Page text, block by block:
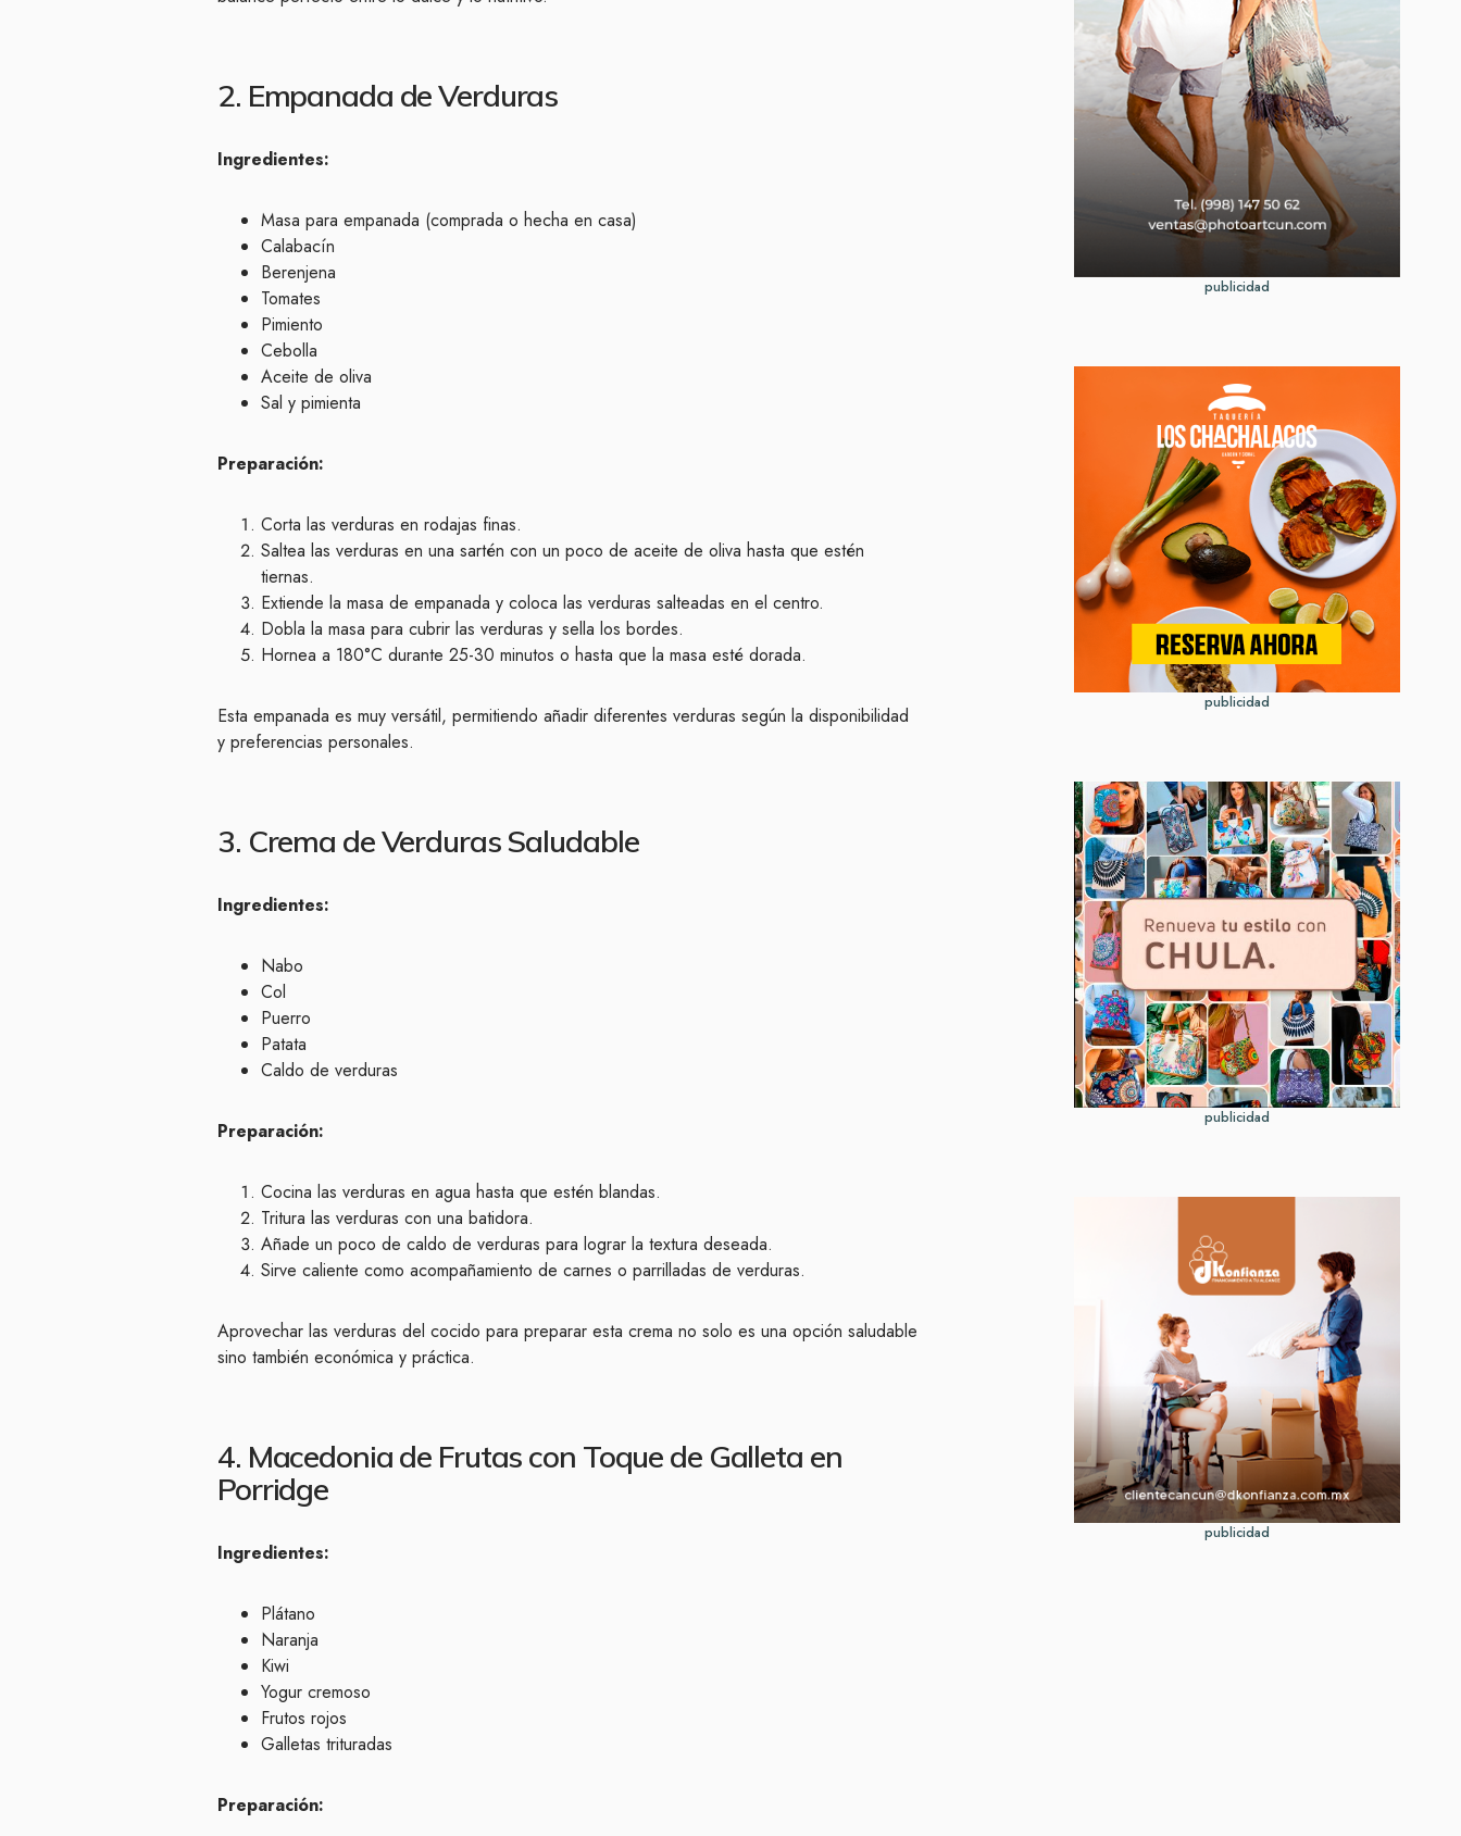
2. Empanada de Verduras
Ingredientes:
Masa para empanada (comprada o hecha en casa)
Calabacín
Berenjena
Tomates
Pimiento
Cebolla
Aceite de oliva
Sal y pimienta
Preparación:
Corta las verduras en rodajas finas.
Saltea las verduras en una sartén con un poco de aceite de oliva hasta que estén
tiernas.
Extiende la masa de empanada y coloca las verduras salteadas en el centro.
Dobla la masa para cubrir las verduras y sella los bordes.
Hornea a 180°C durante 25-30 minutos o hasta que la masa esté dorada.
Esta empanada es muy versátil, permitiendo añadir diferentes verduras según la disponibilidad
y preferencias personales.
3. Crema de Verduras Saludable
Ingredientes:
Nabo
Col
Puerro
Patata
Caldo de verduras
Preparación:
Cocina las verduras en agua hasta que estén blandas.
Tritura las verduras con una batidora.
Añade un poco de caldo de verduras para lograr la textura deseada.
Sirve caliente como acompañamiento de carnes o parrilladas de verduras.
Aprovechar las verduras del cocido para preparar esta crema no solo es una opción saludable
sino también económica y práctica.
4. Macedonia de Frutas con Toque de Galleta en
Porridge
Ingredientes:
Plátano
Naranja
Kiwi
Yogur cremoso
Frutos rojos
Galletas trituradas
Preparación:
publicidad
publicidad
publicidad
publicidad